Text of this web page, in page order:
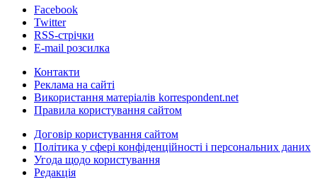
Facebook
Twitter
RSS-стрічки
E-mail розсилка
Контакти
Реклама на сайті
Використання матеріалів korrespondent.net
Правила користування сайтом
Договір користування сайтом
Політика у сфері конфіденційності і персональних даних
Угода щодо користування
Редакція